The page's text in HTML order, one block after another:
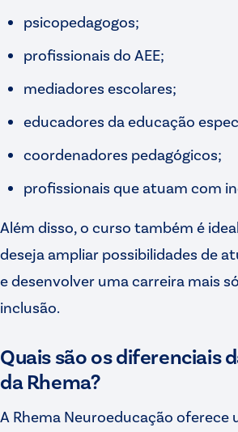
psicopedagogos;
profissionais do AEE;
mediadores escolares;
educadores da educação
coordenadores pedagógicos;
profissionais que atuam com
Além disso, o curso também é
deseja ampliar possibilidades de
e desenvolver uma carreira mais
inclusão.
Quais são os diferenciais
da Rhema?
A Rhema Neuroeducação oferece